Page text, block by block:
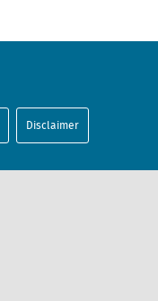
Disclaimer